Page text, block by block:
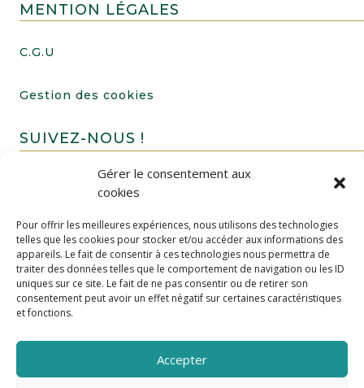
Gérer le consentement aux
cookies
Pour offrir les meilleures expériences, nous utilisons des technologies
telles que les cookies pour stocker et/ou accéder aux informations des
appareils. Le fait de consentir à ces technologies nous permettra de
traiter des données telles que le comportement de navigation ou les ID
uniques sur ce site. Le fait de ne pas consentir ou de retirer son
consentement peut avoir un effet négatif sur certaines caractéristiques
et fonctions.
Accepter
MENTION LÉGALES
C.G.U
Gestion des cookies
SUIVEZ-NOUS !
FAIRE UN DON